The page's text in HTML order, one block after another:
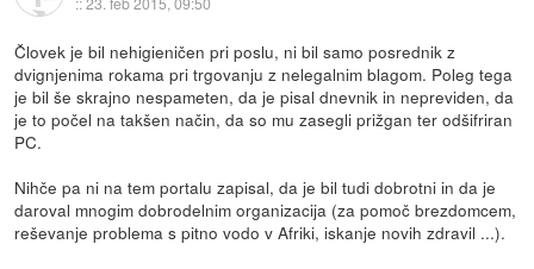
Človek je bil nehigieničen pri poslu, ni bil samo posrednik z
dvignjenima rokama pri trgovanju z nelegalnim blagom. Poleg tega
je bil še skrajno nespameten, da je pisal dnevnik in nepreviden, da
je to počel na takšen način, da so mu zasegli prižgan ter odšifriran
PC.
Nihče pa ni na tem portalu zapisal, da je bil tudi dobrotni in da je
daroval mnogim dobrodelnim organizacija (za pomoč brezdomcem,
reševanje problema s pitno vodo v Afriki, iskanje novih zdravil ...).